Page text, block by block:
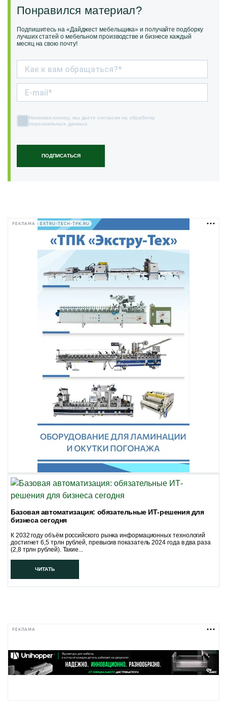
Понравился материал?
Подпишитесь на «Дайджест мебельщика» и получайте подборку
лучших статей о мебельном производстве и бизнесе каждый
месяц на свою почту!
ПОДПИСАТЬСЯ
Нажимая кнопку, вы даете согласие на обработку
персональных данных
РЕКЛАМА • EXTRU-TECH-TPK.RU
Базовая автоматизация: обязательные ИТ-решения для
бизнеса сегодня
К 2032 году объём российского рынка информационных технологий
достигнет 6,5 трлн рублей, превысив показатель 2024 года в два раза
(2,8 трлн рублей). Такие...
ЧИТАТЬ
РЕКЛАМА